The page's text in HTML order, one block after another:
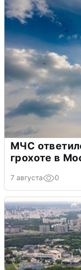
МЧС
грохоте в
7 августа 0